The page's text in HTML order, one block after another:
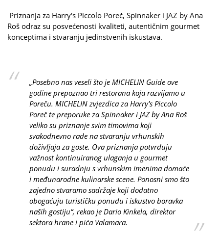
Priznanja za Harry's Piccolo Poreč, Spinnaker i JAZ by Ana
Roš odraz su posvećenosti kvaliteti, autentičnim gourmet
konceptima i stvaranju jedinstvenih iskustava.
„Posebno nas veseli što je MICHELIN Guide ove
godine prepoznao tri restorana koja razvijamo u
Poreču. MICHELIN zvjezdica za Harry's Piccolo
Poreč te preporuke za Spinnaker i JAZ by Ana Roš
veliko su priznanje svim timovima koji
svakodnevno rade na stvaranju vrhunskih
doživljaja za goste. Ova priznanja potvrđuju
važnost kontinuiranog ulaganja u gourmet
ponudu i suradnju s vrhunskim imenima domaće
i međunarodne kulinarske scene. Ponosni smo što
zajedno stvaramo sadržaje koji dodatno
obogaćuju turističku ponudu i iskustvo boravka
naših gostiju“, rekao je Dario Kinkela, direktor
sektora hrane i pića Valamara.